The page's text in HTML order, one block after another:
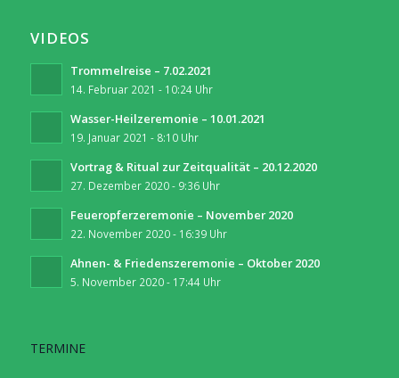
VIDEOS
Trommelreise – 7.02.2021
14. Februar 2021 - 10:24 Uhr
Wasser-Heilzeremonie – 10.01.2021
19. Januar 2021 - 8:10 Uhr
Vortrag & Ritual zur Zeitqualität – 20.12.2020
27. Dezember 2020 - 9:36 Uhr
Feueropferzeremonie – November 2020
22. November 2020 - 16:39 Uhr
Ahnen- & Friedenszeremonie – Oktober 2020
5. November 2020 - 17:44 Uhr
TERMINE